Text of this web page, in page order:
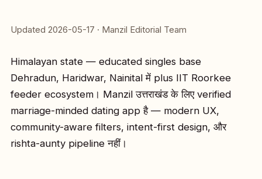
Updated 2026-05-17 · Manzil Editorial Team
Himalayan state — educated singles base
Dehradun, Haridwar, Nainital में plus IIT Roorkee
feeder ecosystem। Manzil उत्तराखंड के लिए verified
marriage-minded dating app है — modern UX,
community-aware filters, intent-first design, और
rishta-aunty pipeline नहीं।